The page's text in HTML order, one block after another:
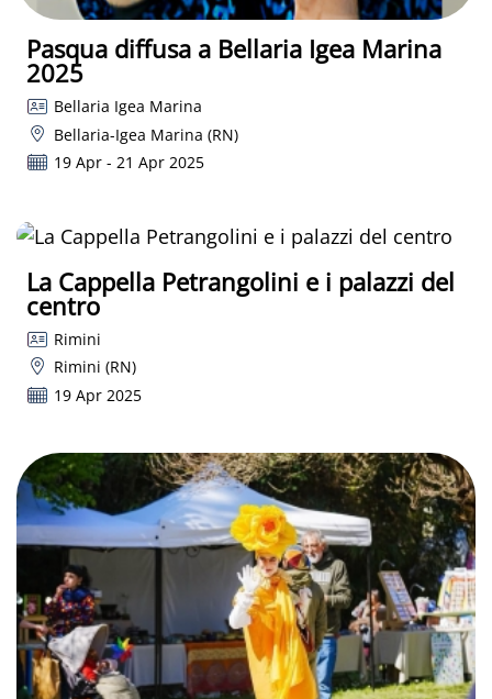
Pasqua diffusa a Bellaria Igea Marina
2025
Bellaria Igea Marina
Bellaria-Igea Marina (RN)
19 Apr - 21 Apr 2025
La Cappella Petrangolini e i palazzi del
centro
Rimini
Rimini (RN)
19 Apr 2025